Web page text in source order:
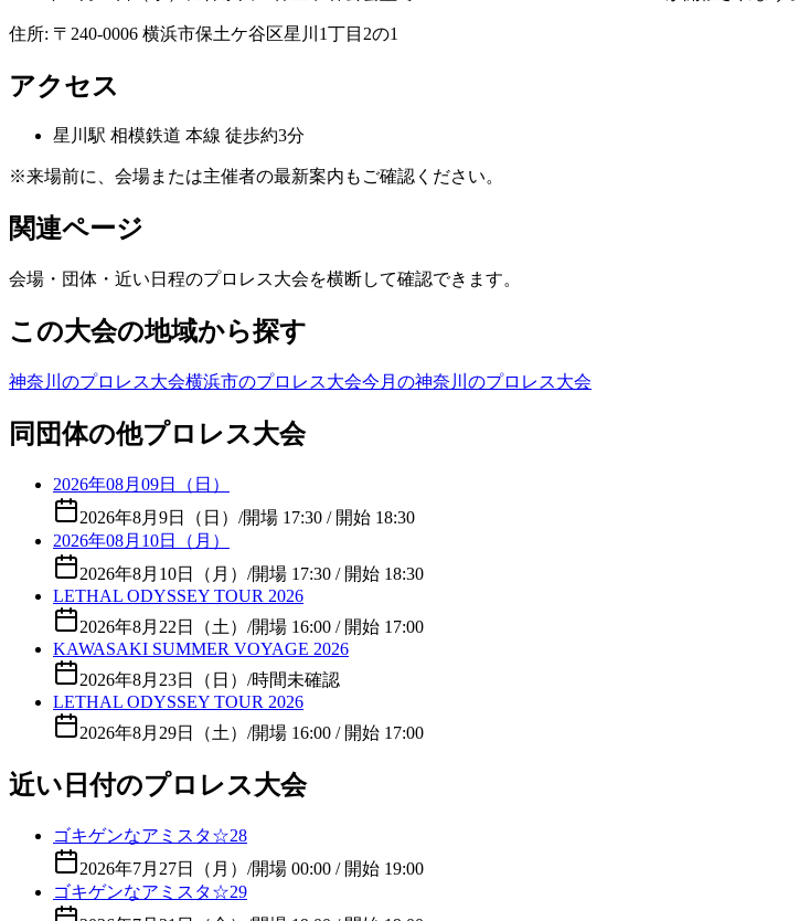
住所: 〒240-0006 横浜市保土ケ谷区星川1丁目2の1
アクセス
星川駅 相模鉄道 本線 徒歩約3分
※来場前に、会場または主催者の最新案内もご確認ください。
関連ページ
会場・団体・近い日程のプロレス大会を横断して確認できます。
この大会の地域から探す
神奈川のプロレス大会横浜市のプロレス大会今月の神奈川のプロレス大会
同団体の他プロレス大会
2026年08月09日（日）
2026年8月9日（日） /開場 17:30 / 開始 18:30
2026年08月10日（月）
2026年8月10日（月） /開場 17:30 / 開始 18:30
LETHAL ODYSSEY TOUR 2026
2026年8月22日（土） /開場 16:00 / 開始 17:00
KAWASAKI SUMMER VOYAGE 2026
2026年8月23日（日） /時間未確認
LETHAL ODYSSEY TOUR 2026
2026年8月29日（土） /開場 16:00 / 開始 17:00
近い日付のプロレス大会
ゴキゲンなアミスタ☆28
2026年7月27日（月） /開場 00:00 / 開始 19:00
ゴキゲンなアミスタ☆29